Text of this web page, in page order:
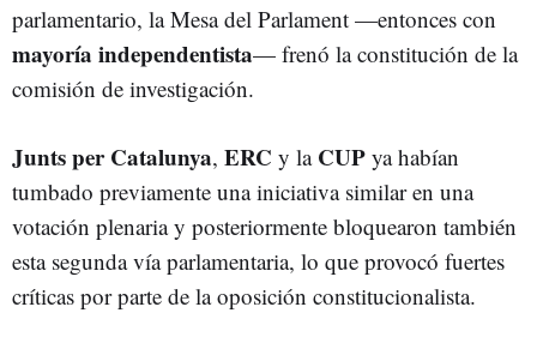
parlamentario, la Mesa del Parlament —entonces con
mayoría independentista— frenó la constitución de la
comisión de investigación.
Junts per Catalunya, ERC y la CUP ya habían
tumbado previamente una iniciativa similar en una
votación plenaria y posteriormente bloquearon también
esta segunda vía parlamentaria, lo que provocó fuertes
críticas por parte de la oposición constitucionalista.